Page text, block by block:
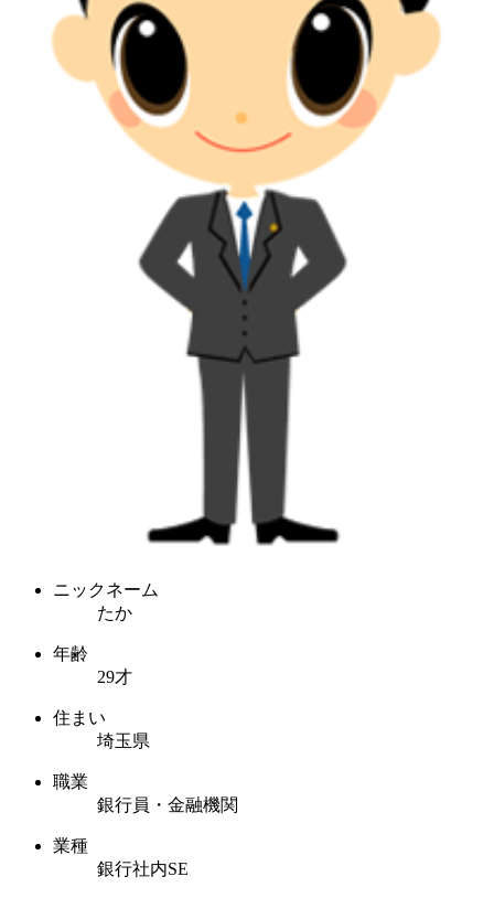
ニックネーム
たか
年齢
29才
住まい
埼玉県
職業
銀行員・金融機関
業種
銀行社内SE